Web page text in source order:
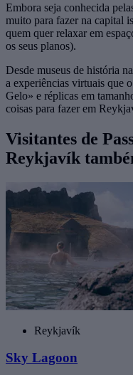
Embora seja conhecida
muito para fazer na capital
quem quer relaxar em
os seus planos).
Desde museus de história
a experiências virtuais que
Gelo» e réplicas em
coisas para fazer em
Visitantes de
Reykjavík
Reykjavík
Sky Lagoon